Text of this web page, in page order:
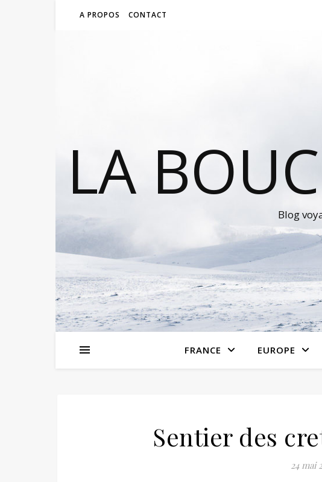
A PROPOS CONTACT
LA
Blog
FRANCE EUROPE
Sentier des
24 mai